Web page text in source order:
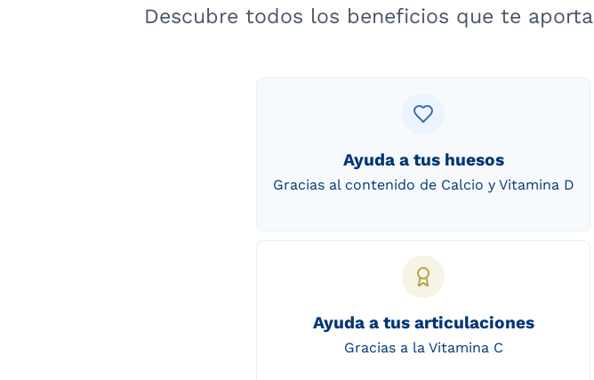
Descubre todos los beneficios que te aporta
Ayuda a tus huesos
Gracias al contenido de Calcio y Vitamina D
Ayuda a tus articulaciones
Gracias a la Vitamina C